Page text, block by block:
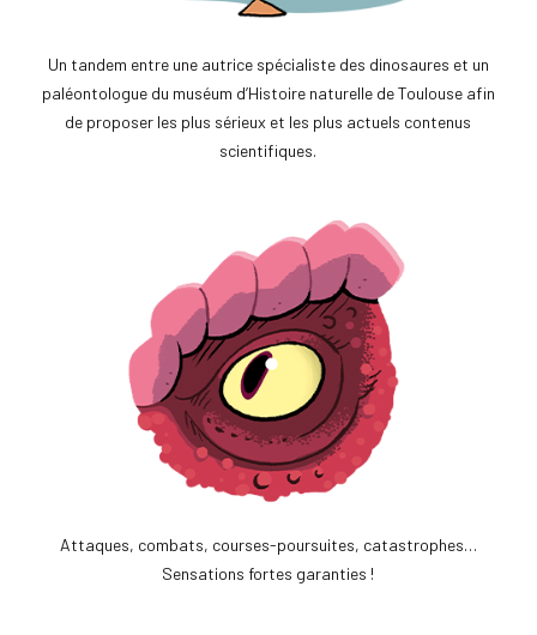
Un tandem entre une autrice spécialiste des dinosaures et un
paléontologue du muséum d’Histoire naturelle de Toulouse afin
de proposer les plus sérieux et les plus actuels contenus
scientifiques.
Attaques, combats, courses-poursuites, catastrophes…
Sensations fortes garanties !